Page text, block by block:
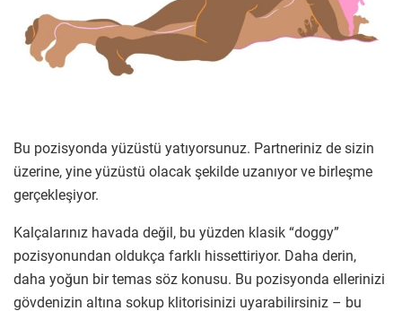
Bu pozisyonda yüzüstü yatıyorsunuz. Partneriniz de sizin
üzerine, yine yüzüstü olacak şekilde uzanıyor ve birleşme
gerçekleşiyor.
Kalçalarınız havada değil, bu yüzden klasik “doggy”
pozisyonundan oldukça farklı hissettiriyor. Daha derin,
daha yoğun bir temas söz konusu. Bu pozisyonda ellerinizi
gövdenizin altına sokup klitorisinizi uyarabilirsiniz – bu